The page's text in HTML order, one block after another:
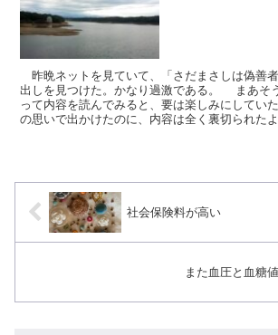
昨晩ネットを見ていて、「さだまさしは偽善
出しを見つけた。かなり過激である。 まあそ
って内容を読んでみると、要は楽しみにしてい
の思いで出かけたのに、内容は全く裏切られたよ
社会保険料が高い
また血圧と血糖値